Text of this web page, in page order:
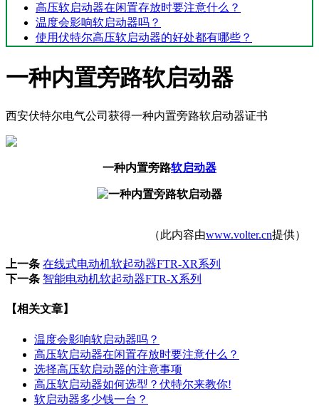
高压软启动器在闲置存放时要注意什么？
温度会影响软启动器吗？
使用伏特尔高压软启动器的好处都有哪些？
一种内置旁路软启动器
西安伏特尔电气公司获得一种内置旁路软启动器证书
一种内置旁路软启动器
（此内容由www.volter.cn提供）
上一条 在线式电动机软起动器FTR-XR系列
下一条 智能电动机软起动器FTR-X系列
【相关文章】
温度会影响软启动器吗？
高压软启动器在闲置存放时要注意什么？
选择高压软启动器的注意事项
高压软启动器如何选型？伏特尔来教你!
软启动器多少钱一台？